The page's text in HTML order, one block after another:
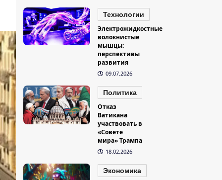
Технологии
Электрожидкостные
волокнистые
мышцы:
перспективы
развития
09.07.2026
Политика
Отказ
Ватикана
участвовать в
«Совете
мира» Трампа
18.02.2026
Экономика